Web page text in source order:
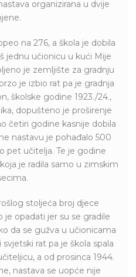
organizirana u dvije
na 276, a škola je dobila
jednu učionicu u kući Mije
je zemljište za gradnju
je izbio rat pa je gradnja
školske godine 1923./24.,
dopušteno je proširenje
četiri godine kasnije dobila
nastavu je pohađalo 500
pet učitelja. Te je godine
je radila samo u zimskim
stoljeća broj djece
je opadati jer su se gradile
da se gužva u učionicama
rat pa je škola spala
a od prosinca 1944.
nastava se uopće nije